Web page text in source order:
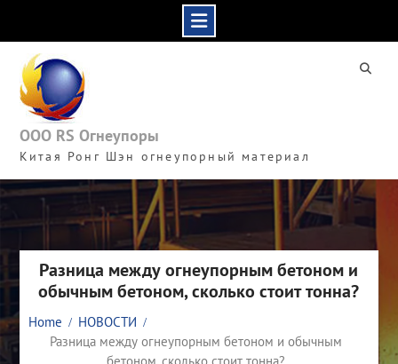
content
ООО RS Огнеупоры
Китая Ронг Шэн огнеупорный материал
Разница между огнеупорным бетоном и
обычным бетоном, сколько стоит тонна?
Home
НОВОСТИ
Разница между огнеупорным бетоном и обычным